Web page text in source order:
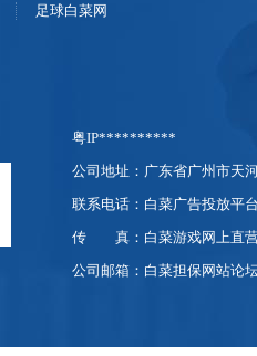
足球白菜网
粤IP**********
公司地址：广东省广州市天
联系电话：白菜广告投放平台
传
真：白菜游戏网上直
公司邮箱：白菜担保网站论